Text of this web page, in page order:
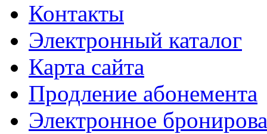
Контакты
Электронный каталог
Карта сайта
Продление абонемента
Электронное